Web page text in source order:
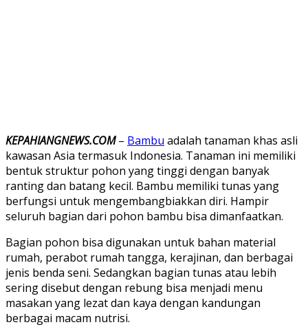
KEPAHIANGNEWS.COM– Bambu adalah tanaman khas asli
kawasan Asia termasuk Indonesia. Tanaman ini memiliki
bentuk struktur pohon yang tinggi dengan banyak
ranting dan batang kecil. Bambu memiliki tunas yang
berfungsi untuk mengembangbiakkan diri. Hampir
seluruh bagian dari pohon bambu bisa dimanfaatkan.
Bagian pohon bisa digunakan untuk bahan material
rumah, perabot rumah tangga, kerajinan, dan berbagai
jenis benda seni. Sedangkan bagian tunas atau lebih
sering disebut dengan rebung bisa menjadi menu
masakan yang lezat dan kaya dengan kandungan
berbagai macam nutrisi.